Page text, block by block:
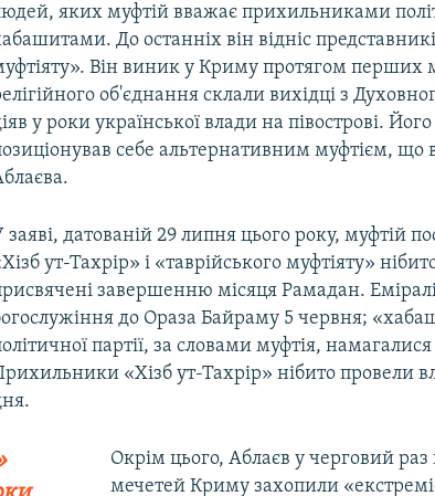
яких муфтій вважає прихильниками
До останніх він відніс
Він виник у Криму протягом перших
об'єднання склали вихідці з
у роки української влади на півострові.
себе альтернативним муфтієм, що
заяві, датованій 29 липня цього року, муфтій
ут-Тахрір» і «таврійського муфтіяту»
завершенню місяця Рамадан.
до Ораза Байраму 5 червня;
партії, за словами муфтія,
«Хізб ут-Тахрір» нібито провели
Окрім цього, Аблаєв у черговий
мечетей Криму захопили